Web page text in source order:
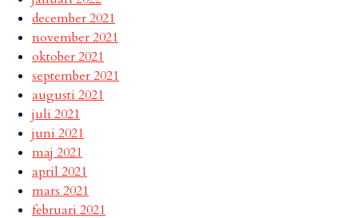
december 2021
november 2021
oktober 2021
september 2021
augusti 2021
juli 2021
juni 2021
maj 2021
april 2021
mars 2021
februari 2021